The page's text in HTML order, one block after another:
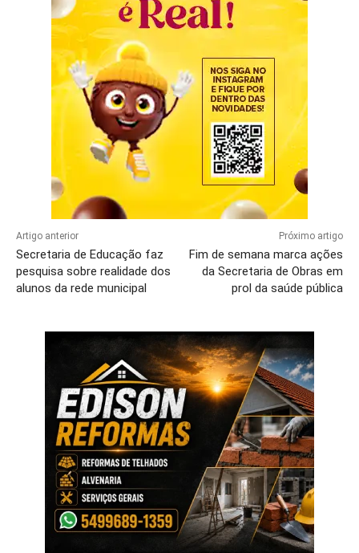
Artigo anterior
Secretaria de Educação faz
pesquisa sobre realidade dos
alunos da rede municipal
Próximo artigo
Fim de semana marca ações
da Secretaria de Obras em
prol da saúde pública